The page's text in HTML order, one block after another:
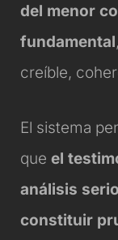
del menor
fundamental
creíble,
El sistema
que el
análisis
constituir